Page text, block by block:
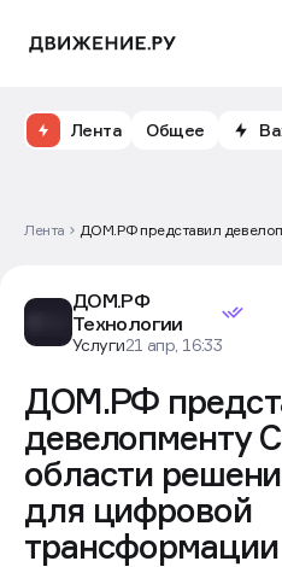
Лента Общее
Лента
ДОМ.РФ представил
ДОМ.РФ
Технологии
Услуги21 апр, 16:33
ДОМ.РФ
девелопменту
области
для цифровой
трансформации